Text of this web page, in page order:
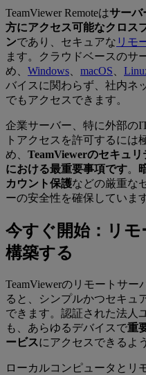
TeamViewer Remoteはサーバ
方にアクセス可能なクロス
ンであり、セキュアな リモ
ます。クラウドベースのサ
め、 Windows macOS
バイスに関わらず、社内ネ
でもアクセスできます。
企業サーバー、特に外部の
トアクセスを許可するには
め、 TeamViewerのセキュ
における最重要事項です。
カウント保護などの厳重な
ーの安全性を確保しています
今すぐ開始：リ
構築する
TeamViewerのリモートサ
ると、シンプルかつセキュ
できます。認証された法人
も、あらゆるデバイスで重
ービスにアクセスできるよ
ローカルコンピュータとリ